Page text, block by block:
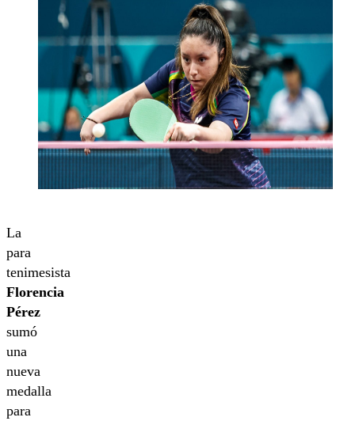
La
para
tenimesista
Florencia
Pérez
sumó
una
nueva
medalla
para